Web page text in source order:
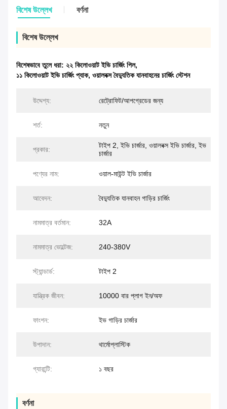
বিশেষ উল্লেখ বর্ণনা
বিশেষ উল্লেখ
বিশেষভাবে তুলে ধরা: ২২ কিলোওয়াট ইভি চার্জিং পিল,
১১ কিলোওয়াট ইভি চার্জিং প্যাক, ওয়ালবক্স বৈদ্যুতিক যানবাহনের চার্জিং স্টেশন
উদ্দেশ্য: রেট্রোফিট/আপগ্রেডের জন্য
শর্ত: নতুন
প্রকার:
টাইপ 2, ইভি চার্জার, ওয়ালবক্স ইভি চার্জার, ইভ
চার্জার
পণ্যের নাম: ওয়াল-মাউন্ট ইভি চার্জার
আবেদন: বৈদ্যুতিক যানবাহন গাড়ির চার্জিং
নামমাত্র বর্তমান: 32A
নামমাত্র ভোল্টেজ: 240-380V
স্ট্যান্ডার্ড: টাইপ 2
যান্ত্রিক জীবন: 10000 বার প্লাগ ইন/অফ
ফাংশন: ইভ গাড়ির চার্জার
উপাদান: থার্মোপ্লাস্টিক
গ্যারান্টি: ১ বছর
বর্ণনা